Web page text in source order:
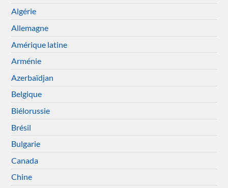
Algérie
Allemagne
Amérique latine
Arménie
Azerbaïdjan
Belgique
Biélorussie
Brésil
Bulgarie
Canada
Chine